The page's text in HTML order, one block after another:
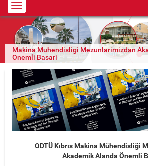
Toggle
navigation
Makina Muhendisligi Mezunlarimizdan
Onemli Basari
ODTÜ Kıbrıs Makina Mühendisliği
Akademik Alanda Önemli